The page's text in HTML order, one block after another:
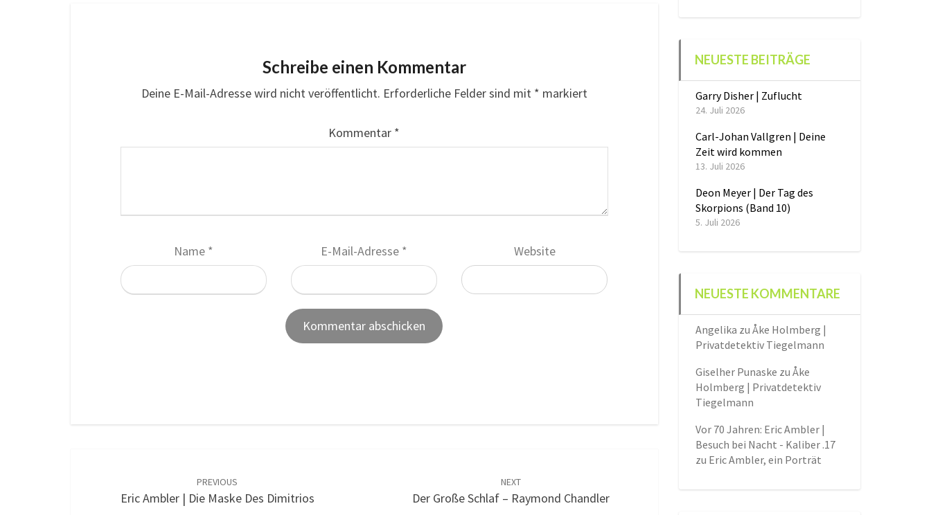
Schreibe einen Kommentar
Deine E-Mail-Adresse wird nicht veröffentlicht. Erforderliche Felder sind mit * markiert
Kommentar *
Name * E-Mail-Adresse * Website
PREVIOUS
Eric Ambler | Die Maske Des Dimitrios
NEXT
Der Große Schlaf – Raymond Chandler
NEUESTE BEITRÄGE
Garry Disher | Zuflucht
24. Juli 2026
Carl-Johan Vallgren | Deine
Zeit wird kommen
13. Juli 2026
Deon Meyer | Der Tag des
Skorpions (Band 10)
5. Juli 2026
NEUESTE KOMMENTARE
Angelika zu Åke Holmberg |
Privatdetektiv Tiegelmann
Giselher Punaske zu Åke
Holmberg | Privatdetektiv
Tiegelmann
Vor 70 Jahren: Eric Ambler |
Besuch bei Nacht - Kaliber .17
zu Eric Ambler, ein Porträt